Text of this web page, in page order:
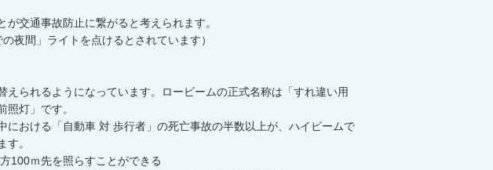
交通事故防止に繋がると考えられます。
夜間」ライトを点けるとされています）
られるようになっています。ロービームの正式名称は「すれ違い用
灯」です。
における「自動車 対 歩行者」の死亡事故の半数以上が、ハイビームで
。
ｍ先を照らすことができる